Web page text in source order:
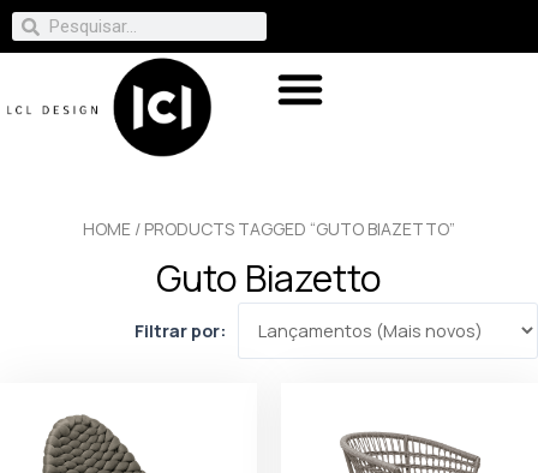
HOME / PRODUCTS TAGGED “GUTO BIAZETTO”
Guto Biazetto
Filtrar por: